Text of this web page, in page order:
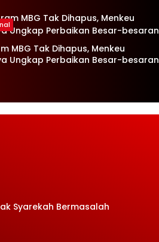
MBG Tak Dihapus, Menkeu
Ungkap Perbaikan Besar-besaran
Syarekah Bermasalah